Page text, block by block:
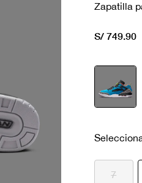
Zapatilla
S/ 749.90
7